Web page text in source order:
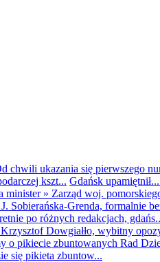
chwili ukazania się pierwszego
kszt... Gdańsk upamiętnił...
minister» Zarząd woj.
Sobierańska-Grenda, formalnie
po różnych redakcjach,
Dowgiałło, wybitny
o pikiecie zbuntowanych Rad
się pikieta zbuntow...